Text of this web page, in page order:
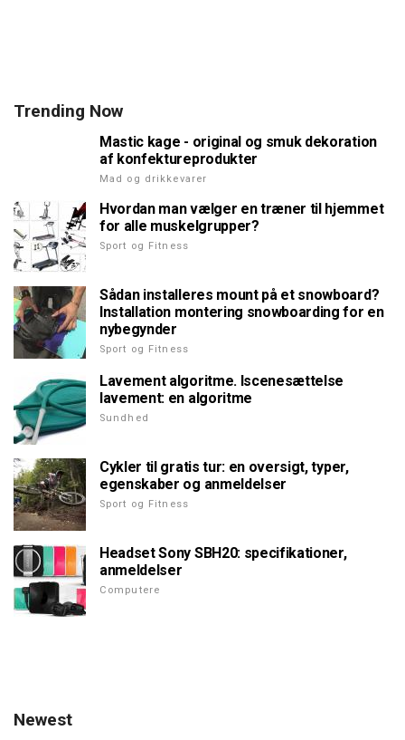
Trending Now
Mastic kage - original og smuk dekoration
af konfektureprodukter
Mad og drikkevarer
Hvordan man vælger en træner til hjemmet
for alle muskelgrupper?
Sport og Fitness
Sådan installeres mount på et snowboard?
Installation montering snowboarding for en
nybegynder
Sport og Fitness
Lavement algoritme. Iscenesættelse
lavement: en algoritme
Sundhed
Cykler til gratis tur: en oversigt, typer,
egenskaber og anmeldelser
Sport og Fitness
Headset Sony SBH20: specifikationer,
anmeldelser
Computere
Newest